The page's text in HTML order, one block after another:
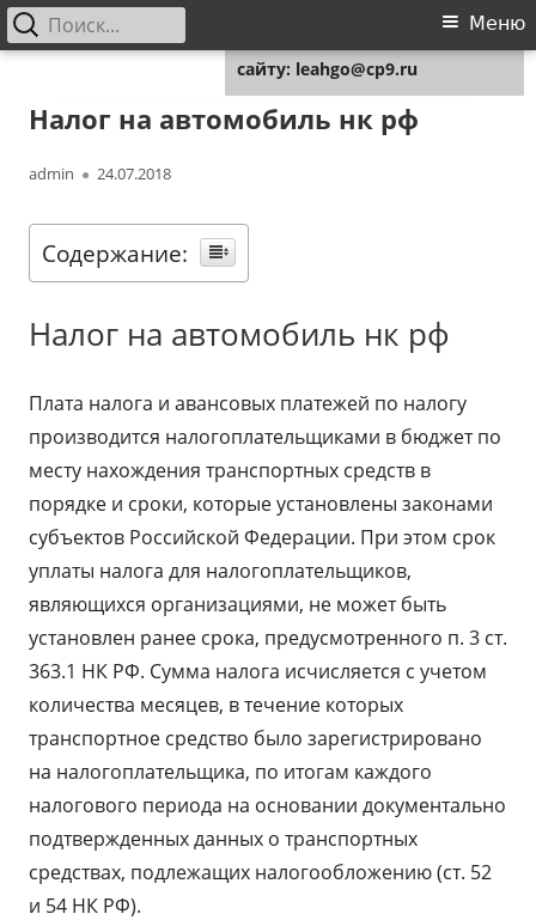
Основное
Меню
Найти:
Налог на автомобиль нк рф
Автор
admin Опубликовано
24.07.2018
Содержание:
Налог на автомобиль нк рф
Плата налога и авансовых платежей по налогу
производится налогоплательщиками в бюджет по
месту нахождения транспортных средств в
порядке и сроки, которые установлены законами
субъектов Российской Федерации. При этом срок
уплаты налога для налогоплательщиков,
являющихся организациями, не может быть
установлен ранее срока, предусмотренного п. 3 ст.
363.1 НК РФ. Сумма налога исчисляется с учетом
количества месяцев, в течение которых
транспортное средство было зарегистрировано
на налогоплательщика, по итогам каждого
налогового периода на основании документально
подтвержденных данных о транспортных
средствах, подлежащих налогообложению (ст. 52
и 54 НК РФ).
сайту: leahgo@cp9.ru